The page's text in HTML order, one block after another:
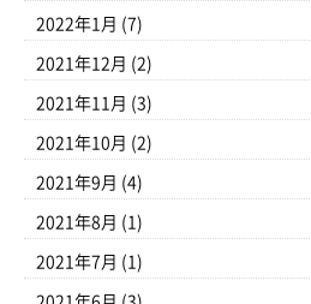
2022年1月 (7)
2021年12月 (2)
2021年11月 (3)
2021年10月 (2)
2021年9月 (4)
2021年8月 (1)
2021年7月 (1)